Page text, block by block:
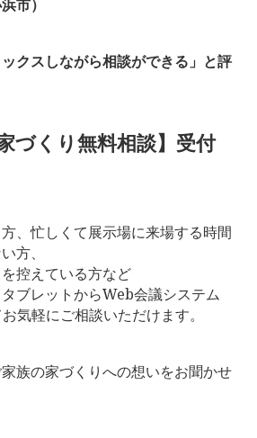
市）
ックスしながら相談ができる」と評
づくり無料相談】受付
、忙しくて展示場に来場する時間
方、
控えている方など
ブレットからWeb会議システム
気軽にご相談いただけます。
族の家づくりへの想いをお聞かせ